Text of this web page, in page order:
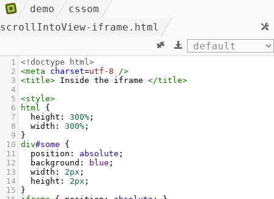
demo
cssom
scrollIntoView-iframe.html
1 <!doctype html>
2 <meta charset=utf-8
/>
3 <title> Inside the iframe </title>
4
5 <style>
6
html {
7
height : 300% ;
8
width : 300% ;
9
}
10 div#some {
11
position : absolute ;
12
background : blue ;
13
width : 2px ;
14
height : 2px ;
15
}